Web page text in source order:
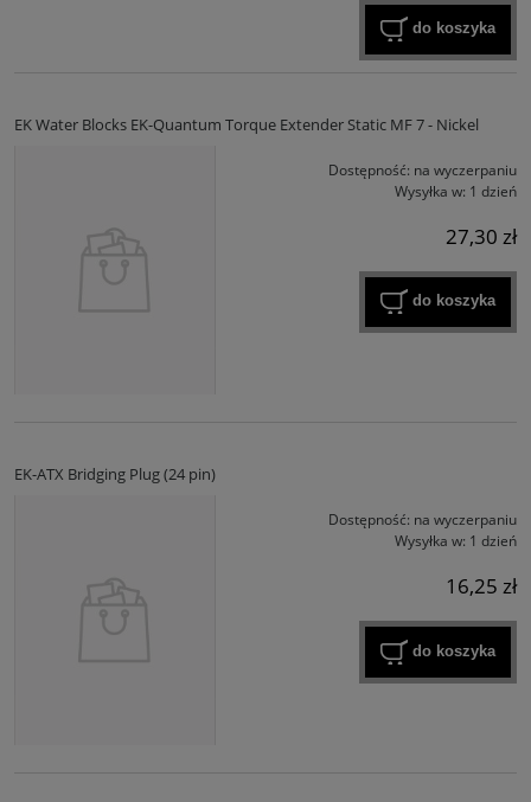
do koszyka
EK Water Blocks EK-Quantum Torque Extender Static MF 7 - Nickel
Dostępność: na wyczerpaniu
Wysyłka w: 1 dzień
27,30 zł
do koszyka
EK-ATX Bridging Plug (24 pin)
Dostępność: na wyczerpaniu
Wysyłka w: 1 dzień
16,25 zł
do koszyka